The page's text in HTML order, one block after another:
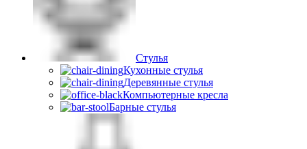
Стулья
Кухонные стулья
Деревянные стулья
Компьютерные кресла
Барные стулья